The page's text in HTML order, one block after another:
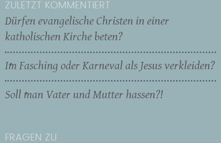
ZULETZT KOMMENTIERT
Dürfen evangelische Christen in einer
katholischen Kirche beten?
Im Fasching oder Karneval als Jesus verkleiden?
Soll man Vater und Mutter hassen?!
FRAGEN ZU